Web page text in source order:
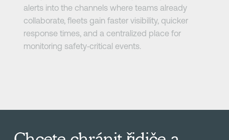
alerts into the channels where teams already
collaborate, fleets gain faster visibility, quicker
response times, and a centralized place for
monitoring safety‑critical events.